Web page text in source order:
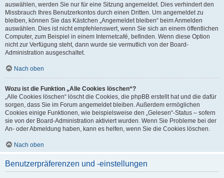
auswählen, werden Sie nur für eine Sitzung angemeldet. Dies verhindert den
Missbrauch Ihres Benutzerkontos durch einen Dritten. Um angemeldet zu
bleiben, können Sie das Kästchen „Angemeldet bleiben“ beim Anmelden
auswählen. Dies ist nicht empfehlenswert, wenn Sie sich an einem öffentlichen
Computer, zum Beispiel in einem Internetcafé, befinden. Wenn diese Option
nicht zur Verfügung steht, dann wurde sie vermutlich von der Board-
Administration ausgeschaltet.
Nach oben
Wozu ist die Funktion „Alle Cookies löschen“?
„Alle Cookies löschen“ löscht die Cookies, die phpBB erstellt hat und die dafür
sorgen, dass Sie im Forum angemeldet bleiben. Außerdem ermöglichen
Cookies einige Funktionen, wie beispielsweise den „Gelesen“-Status – sofern
sie von der Board-Administration aktiviert wurden. Wenn Sie Probleme bei der
An- oder Abmeldung haben, kann es helfen, wenn Sie die Cookies löschen.
Nach oben
Benutzerpräferenzen und -einstellungen